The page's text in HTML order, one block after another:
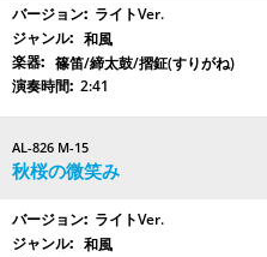
ライトVer.
和風
篠笛/締太鼓/摺鉦(すりがね)
2:41
AL-826 M-15
秋桜の微笑み
ライトVer.
和風